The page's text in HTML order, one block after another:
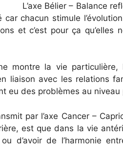
L’axe Bélier – Balance
chacun stimule
et c’est pour ça qu’elles
montre la vie
liaison avec les relations
eu des problèmes au
par l’axe Cancer –
est que dans la vie
ou d’avoir de l’harmonie